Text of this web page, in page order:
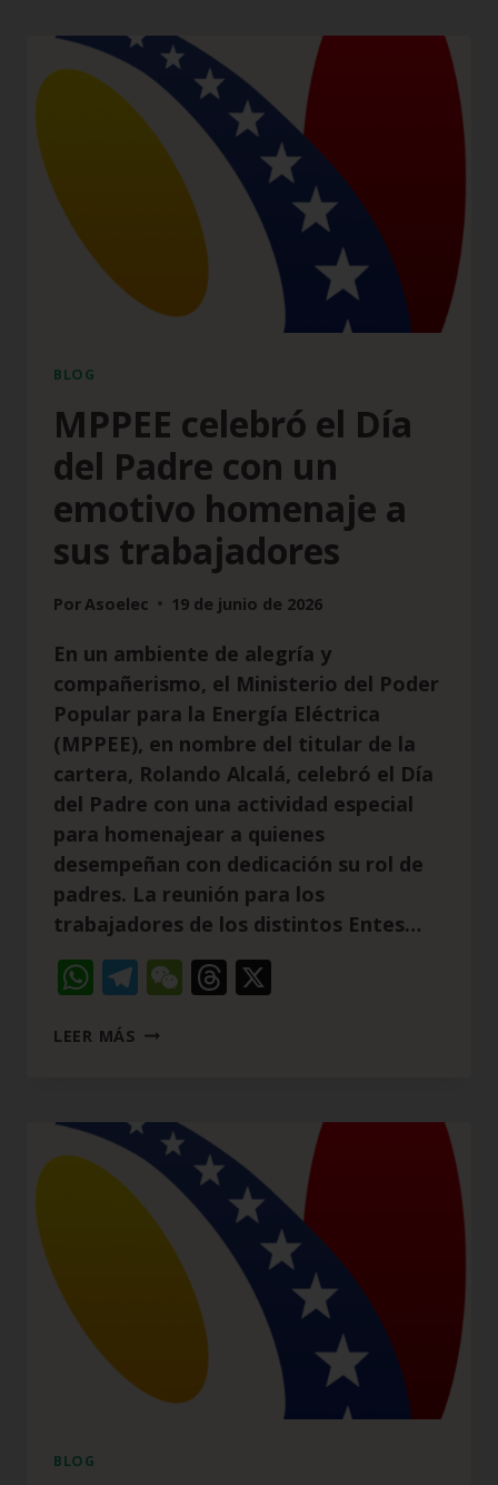
BLOG
MPPEE celebró el Día
del Padre con un
emotivo homenaje a
sus trabajadores
Por Asoelec 19 de junio de 2026
En un ambiente de alegría y
compañerismo, el Ministerio del Poder
Popular para la Energía Eléctrica
(MPPEE), en nombre del titular de la
cartera, Rolando Alcalá, celebró el Día
del Padre con una actividad especial
para homenajear a quienes
desempeñan con dedicación su rol de
padres. La reunión para los
trabajadores de los distintos Entes…
WhatsApp
Telegram
WeChat
Threads
LEER MÁS
BLOG